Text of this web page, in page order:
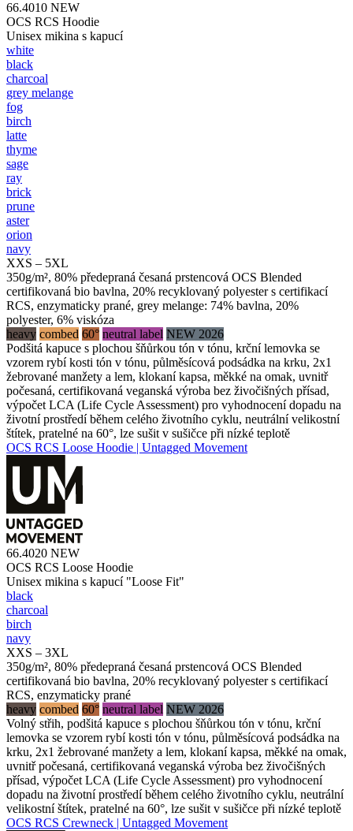
66.4010 NEW
OCS RCS Hoodie
Unisex mikina s kapucí
white
black
charcoal
grey melange
fog
birch
latte
thyme
sage
ray
brick
prune
aster
orion
navy
XXS – 5XL
350g/m², 80% předepraná česaná prstencová OCS Blended
certifikovaná bio bavlna, 20% recyklovaný polyester s certifikací
RCS, enzymaticky prané, grey melange: 74% bavlna, 20%
polyester, 6% viskóza
heavy combed 60° neutral label NEW 2026
Podšitá kapuce s plochou šňůrkou tón v tónu, krční lemovka se
vzorem rybí kosti tón v tónu, půlměsícová podsádka na krku, 2x1
žebrované manžety a lem, klokaní kapsa, měkké na omak, uvnitř
počesaná, certifikovaná veganská výroba bez živočišných přísad,
výpočet LCA (Life Cycle Assessment) pro vyhodnocení dopadu na
životní prostředí během celého životního cyklu, neutrální velikostní
štítek, pratelné na 60°, lze sušit v sušičce při nízké teplotě
OCS RCS Loose Hoodie | Untagged Movement
66.4020 NEW
OCS RCS Loose Hoodie
Unisex mikina s kapucí "Loose Fit"
black
charcoal
birch
navy
XXS – 3XL
350g/m², 80% předepraná česaná prstencová OCS Blended
certifikovaná bio bavlna, 20% recyklovaný polyester s certifikací
RCS, enzymaticky prané
heavy combed 60° neutral label NEW 2026
Volný střih, podšitá kapuce s plochou šňůrkou tón v tónu, krční
lemovka se vzorem rybí kosti tón v tónu, půlměsícová podsádka na
krku, 2x1 žebrované manžety a lem, klokaní kapsa, měkké na omak,
uvnitř počesaná, certifikovaná veganská výroba bez živočišných
přísad, výpočet LCA (Life Cycle Assessment) pro vyhodnocení
dopadu na životní prostředí během celého životního cyklu, neutrální
velikostní štítek, pratelné na 60°, lze sušit v sušičce při nízké teplotě
OCS RCS Crewneck | Untagged Movement